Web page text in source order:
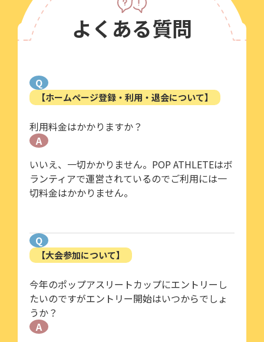
よくある質問
Q
【ホームページ登録・利用・退会について】
利用料金はかかりますか？
A
いいえ、一切かかりません。POP ATHLETEはボ
ランティアで運営されているのでご利用には一
切料金はかかりません。
Q
【大会参加について】
今年のポップアスリートカップにエントリーし
たいのですがエントリー開始はいつからでしょ
うか？
A